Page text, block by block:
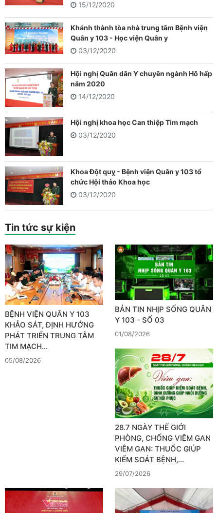
15/12/2020
Khánh thành tòa nhà trung tâm Bệnh viện
Quân y 103 - Học viện Quân y
03/12/2020
Hội nghị Quân dân Y chuyên ngành Hô hấp
năm 2020
14/12/2020
Hội nghị khoa học Can thiệp Tim mạch
03/12/2020
Khoa Đột quỵ - Bệnh viện Quân y 103 tổ
chức Hội thảo Khoa học
03/12/2020
Tin tức sự kiện
BỆNH VIỆN QUÂN Y 103
KHẢO SÁT, ĐỊNH HƯỚNG
PHÁT TRIỂN TRUNG TÂM
TIM MẠCH…
05/08/2026
BẢN TIN NHỊP SỐNG QUÂN
Y 103 - SỐ 03
01/08/2026
28.7 NGÀY THẾ GIỚI
PHÒNG, CHỐNG VIÊM GAN
VIÊM GAN: THUỐC GIÚP
KIỂM SOÁT BỆNH,…
29/07/2026